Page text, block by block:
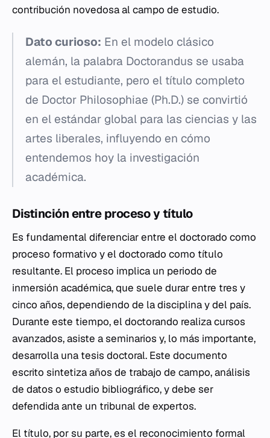
contribución novedosa al campo de estudio.
Dato curioso: En el modelo clásico
alemán, la palabra Doctorandus se usaba
para el estudiante, pero el título completo
de Doctor Philosophiae (Ph.D.) se convirtió
en el estándar global para las ciencias y las
artes liberales, influyendo en cómo
entendemos hoy la investigación
académica.
Distinción entre proceso y título
Es fundamental diferenciar entre el doctorado como
proceso formativo y el doctorado como título
resultante. El proceso implica un periodo de
inmersión académica, que suele durar entre tres y
cinco años, dependiendo de la disciplina y del país.
Durante este tiempo, el doctorando realiza cursos
avanzados, asiste a seminarios y, lo más importante,
desarrolla una tesis doctoral. Este documento
escrito sintetiza años de trabajo de campo, análisis
de datos o estudio bibliográfico, y debe ser
defendida ante un tribunal de expertos.
El título, por su parte, es el reconocimiento formal